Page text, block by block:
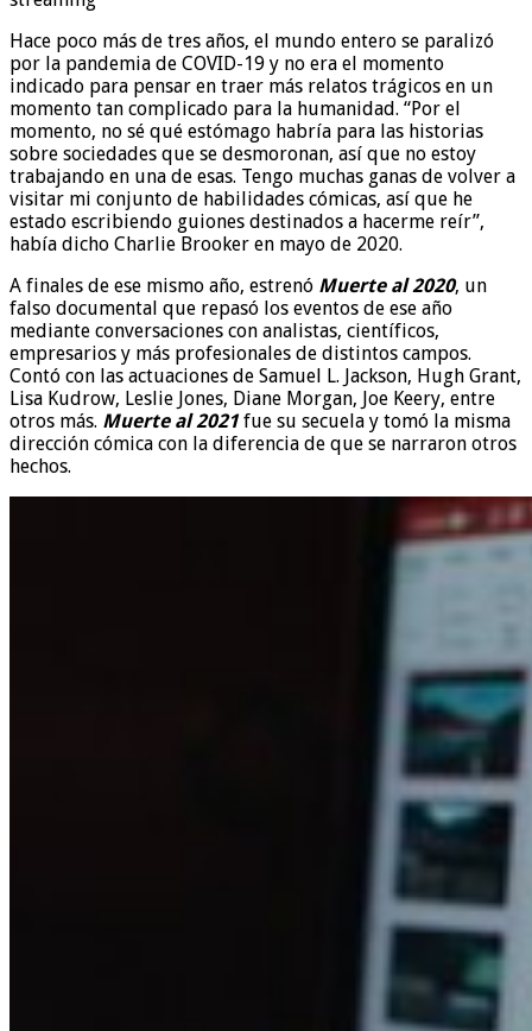
Hace poco más de tres años, el mundo entero se paralizó
por la pandemia de COVID-19 y no era el momento
indicado para pensar en traer más relatos trágicos en un
momento tan complicado para la humanidad. “Por el
momento, no sé qué estómago habría para las historias
sobre sociedades que se desmoronan, así que no estoy
trabajando en una de esas. Tengo muchas ganas de volver a
visitar mi conjunto de habilidades cómicas, así que he
estado escribiendo guiones destinados a hacerme reír”,
había dicho Charlie Brooker en mayo de 2020.
A finales de ese mismo año, estrenó Muerte al 2020, un
falso documental que repasó los eventos de ese año
mediante conversaciones con analistas, científicos,
empresarios y más profesionales de distintos campos.
Contó con las actuaciones de Samuel L. Jackson, Hugh Grant,
Lisa Kudrow, Leslie Jones, Diane Morgan, Joe Keery, entre
otros más. Muerte al 2021 fue su secuela y tomó la misma
dirección cómica con la diferencia de que se narraron otros
hechos.